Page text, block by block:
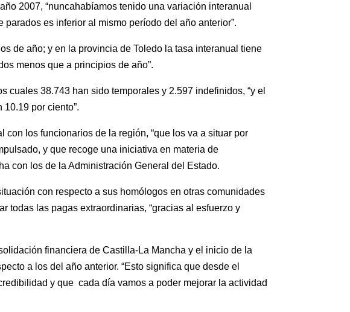
2007, “nuncahabíamos tenido una variación interanual
es inferior al mismo período del año anterior”.
de año; y en la provincia de Toledo la tasa interanual tiene
menos que a principios de año”.
38.743 han sido temporales y 2.597 indefinidos, “y el
por ciento”.
los funcionarios de la región, “que los va a situar por
y que recoge una iniciativa en materia de
con los de la Administración General del Estado.
con respecto a sus homólogos en otras comunidades
todas las pagas extraordinarias, “gracias al esfuerzo y
financiera de Castilla-La Mancha y el inicio de la
a los del año anterior. “Esto significa que desde el
y que cada día vamos a poder mejorar la actividad